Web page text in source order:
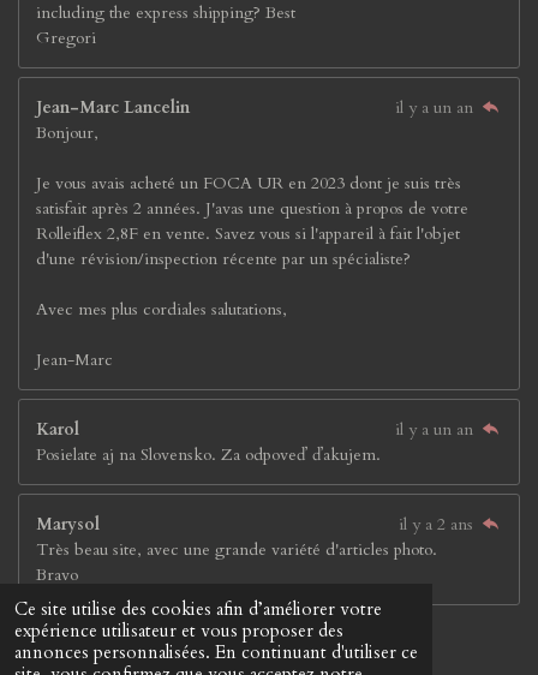
Ce site utilise des cookies afin d’améliorer votre
expérience utilisateur et vous proposer des
annonces personnalisées. En continuant d'utiliser ce
including the express shipping? Best
Gregori
Jean-Marc Lancelin
il y a un an
Bonjour,
Je vous avais acheté un FOCA UR en 2023 dont je suis très
satisfait après 2 années. J'avas une question à propos de votre
Rolleiflex 2,8F en vente. Savez vous si l'appareil à fait l'objet
d'une révision/inspection récente par un spécialiste?
Avec mes plus cordiales salutations,
Jean-Marc
Karol
il y a un an
Posielate aj na Slovensko. Za odpoveď ďakujem.
Marysol
il y a 2 ans
Très beau site, avec une grande variété d'articles photo.
Bravo
© 2023 - 2026 Jay &Jay'S
Propulsé par